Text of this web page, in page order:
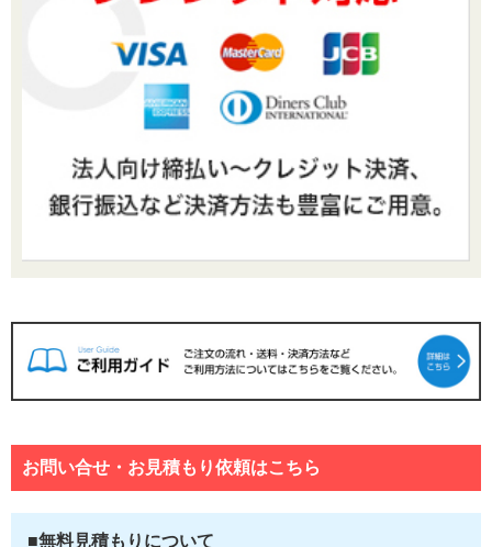
お問い合せ・お見積もり依頼はこちら
■無料見積もりについて